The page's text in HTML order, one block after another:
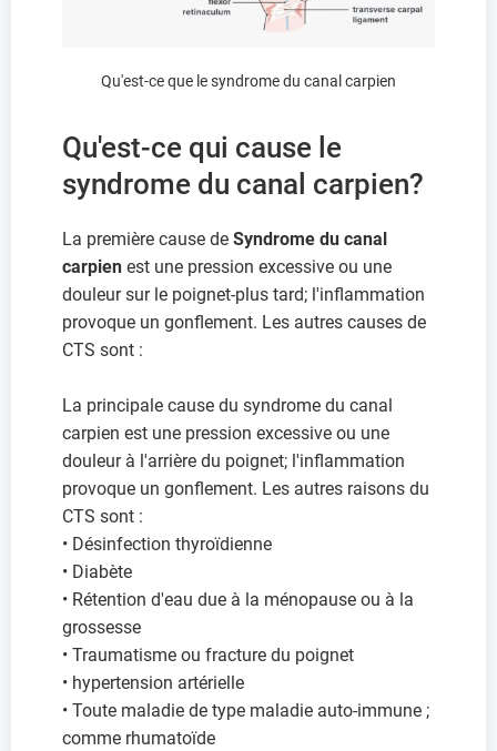
Qu'est-ce que le syndrome du canal carpien
Qu'est-ce qui cause le
syndrome du canal carpien?
La première cause de Syndrome du canal
carpien est une pression excessive ou une
douleur sur le poignet-plus tard; l'inflammation
provoque un gonflement. Les autres causes de
CTS sont :
La principale cause du syndrome du canal
carpien est une pression excessive ou une
douleur à l'arrière du poignet; l'inflammation
provoque un gonflement. Les autres raisons du
CTS sont :
• Désinfection thyroïdienne
• Diabète
• Rétention d'eau due à la ménopause ou à la
grossesse
• Traumatisme ou fracture du poignet
• hypertension artérielle
• Toute maladie de type maladie auto-immune ;
comme rhumatoïde